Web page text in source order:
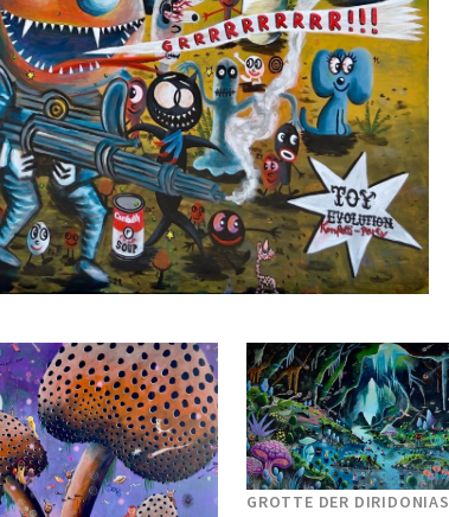
GROTTE DER DIRIDONIAS